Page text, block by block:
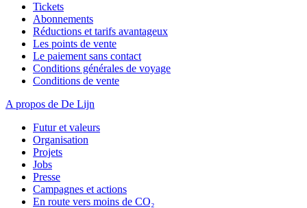
Tickets
Abonnements
Réductions et tarifs avantageux
Les points de vente
Le paiement sans contact
Conditions générales de voyage
Conditions de vente
A propos de De Lijn
Futur et valeurs
Organisation
Projets
Jobs
Presse
Campagnes et actions
En route vers moins de CO₂